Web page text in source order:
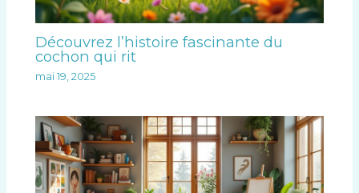
Découvrez l’histoire fascinante du
cochon qui rit
mai 19, 2025